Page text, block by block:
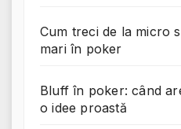
Cum treci de la micro
mari în poker
Bluff în poker: când
o idee proastă